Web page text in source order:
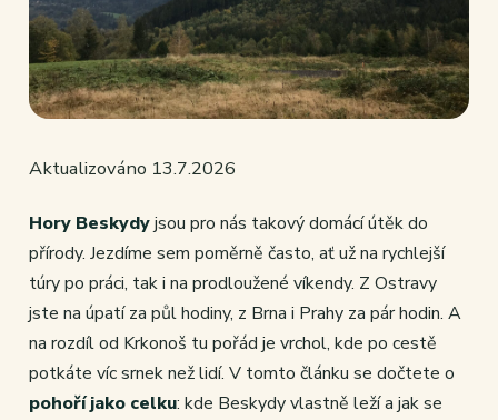
Aktualizováno 13.7.2026
Hory Beskydyjsou pro nás takový domácí útěk do
přírody. Jezdíme sem poměrně často, ať už na rychlejší
túry po práci, tak i na prodloužené víkendy. Z Ostravy
jste na úpatí za půl hodiny, z Brna i Prahy za pár hodin. A
na rozdíl od Krkonoš tu pořád je vrchol, kde po cestě
potkáte víc srnek než lidí. V tomto článku se dočtete o
pohoří jako celku: kde Beskydy vlastně leží a jak se